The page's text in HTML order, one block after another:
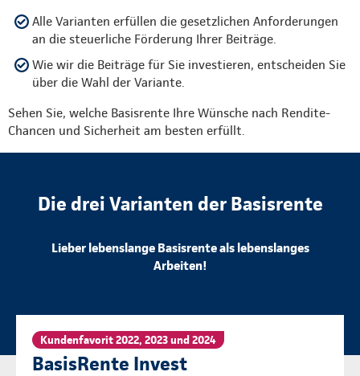
Alle Varianten erfüllen die gesetzlichen Anforderungen
an die steuerliche Förderung Ihrer Beiträge.
Wie wir die Beiträge für Sie investieren, entscheiden Sie
über die Wahl der Variante.
Sehen Sie, welche Basisrente Ihre Wünsche nach Rendite-
Chancen und Sicherheit am besten erfüllt.
Die drei Varianten der Basisrente
Lieber lebenslange Basisrente als lebenslanges
Arbeiten!
Kundenfavorit 2022, 2023 und 2024
BasisRente Invest